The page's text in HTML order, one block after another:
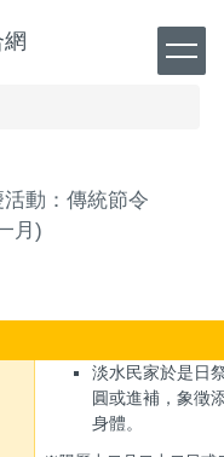
動：傳統節令
月)
淡水民家於是日
圓或進補，象徵
身體。